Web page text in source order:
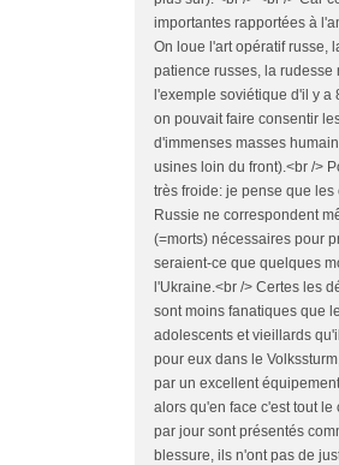
importantes rapportées à
On loue l'art opératif russe,
patience russes, la rudesse
l'exemple soviétique d'il y a
on pouvait faire consentir
d'immenses masses
usines loin du front).<br />
très froide: je pense que
Russie ne correspondent
(=morts) nécessaires pour
seraient-ce que quelques
l'Ukraine.<br /> Certes les
sont moins fanatiques que
adolescents et vieillards
pour eux dans le
par un excellent
alors qu'en face c'est tout le
par jour sont présentés
blessure, ils n'ont pas de